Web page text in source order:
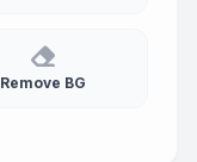
Remove BG